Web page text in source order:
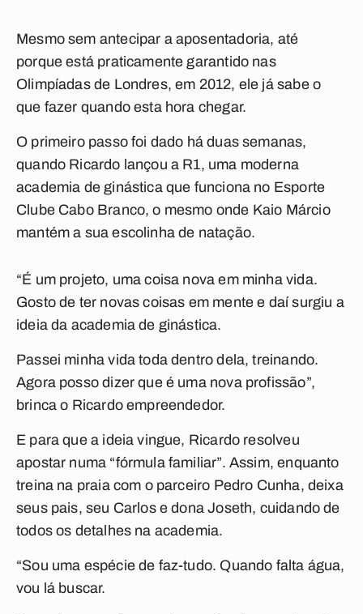
Mesmo sem antecipar a aposentadoria, até
porque está praticamente garantido nas
Olimpíadas de Londres, em 2012, ele já sabe o
que fazer quando esta hora chegar.
O primeiro passo foi dado há duas semanas,
quando Ricardo lançou a R1, uma moderna
academia de ginástica que funciona no Esporte
Clube Cabo Branco, o mesmo onde Kaio Márcio
mantém a sua escolinha de natação.
“É um projeto, uma coisa nova em minha vida.
Gosto de ter novas coisas em mente e daí surgiu a
ideia da academia de ginástica.
Passei minha vida toda dentro dela, treinando.
Agora posso dizer que é uma nova profissão”,
brinca o Ricardo empreendedor.
E para que a ideia vingue, Ricardo resolveu
apostar numa “fórmula familiar”. Assim, enquanto
treina na praia com o parceiro Pedro Cunha, deixa
seus pais, seu Carlos e dona Joseth, cuidando de
todos os detalhes na academia.
“Sou uma espécie de faz-tudo. Quando falta água,
vou lá buscar.